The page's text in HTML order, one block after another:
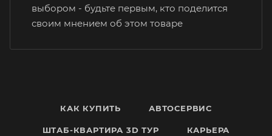
выбором - будьте первым, кто поделится
своим мнением об этом товаре
КАК КУПИТЬ АВТОСЕРВИС
ШТАБ-КВАРТИРА 3D ТУР КАРЬЕРА